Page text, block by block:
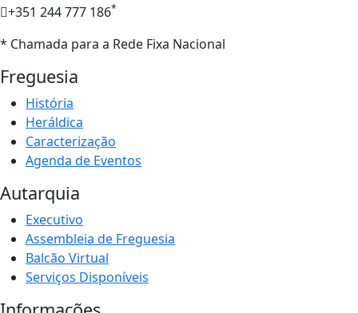
+351 244 777 186*
* Chamada para a Rede Fixa Nacional
Freguesia
História
Heráldica
Caracterização
Agenda de Eventos
Autarquia
Executivo
Assembleia de Freguesia
Balcão Virtual
Serviços Disponíveis